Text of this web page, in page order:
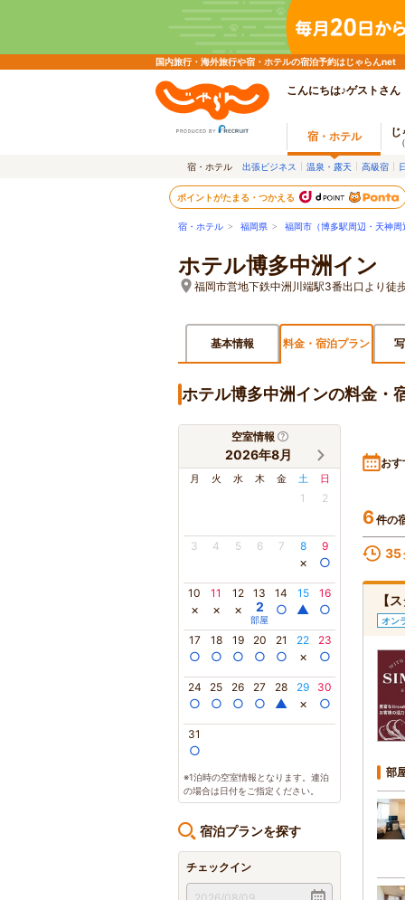
国内旅行・海外旅行や宿・ホテルの宿泊予約はじゃらんnet
こんにちは♪ゲストさん
宿・ホテル じ
宿・ホテル 出張ビジネス 温泉・露天 高級宿
ポイントがたまる・つかえる
宿・ホテル > 福岡県 > 福岡市（博多駅周辺・天神周
ホテル博多中洲イン
福岡市営地下鉄中洲川端駅3番出口より徒
基本情報 料金・宿泊プラン
ホテル博多中洲インの料金・
空室情報
2026年8月
月 火 水 木 金 土 日
1 2
3 4 5 6 7 8
×
9
○
10
×
11
×
12
×
13
2
部屋
14
○
15
▲
16
○
17
○
18
○
19
○
20
○
21
○
22
×
23
○
24
○
25
○
26
○
27
○
28
▲
29
×
30
○
31
○
※1泊時の空室情報となります。連泊
の場合は日付をご指定ください。
宿泊プランを探す
チェックイン
お
6件の
35
【
オン
部